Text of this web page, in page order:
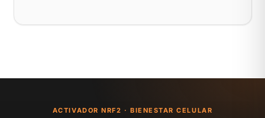
ACTIVADOR NRF2 · BIENESTAR CELULAR